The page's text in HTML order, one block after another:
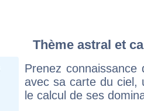
Thème astral et
Prenez
avec sa carte du ciel,
le calcul de ses